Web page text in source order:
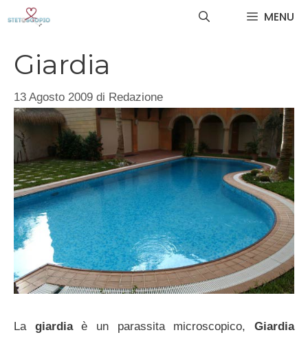
MENU
Giardia
13 Agosto 2009 di Redazione
La giardiaè un parassita microscopico,Giardia